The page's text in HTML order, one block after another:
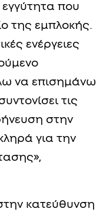
εγγύτητα που
της εμπλοκής.
ενέργειες
να επισημάνω
τις
στην
για την
κατεύθυνση